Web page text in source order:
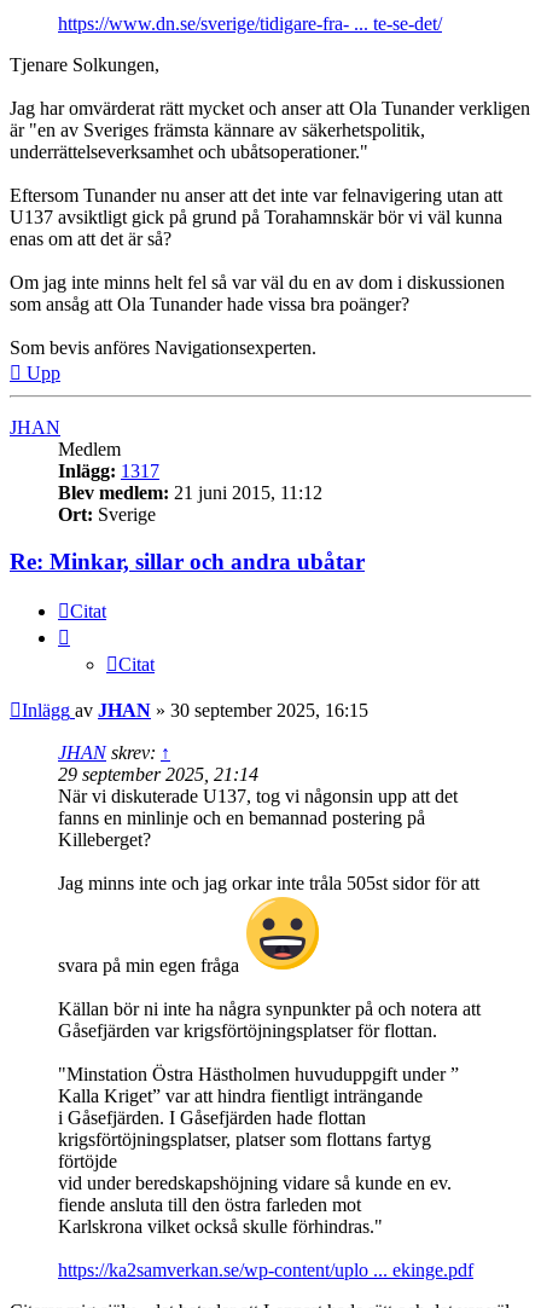
https://www.dn.se/sverige/tidigare-fra- ... te-se-det/
Tjenare Solkungen,
Jag har omvärderat rätt mycket och anser att Ola Tunander verkligen
är "en av Sveriges främsta kännare av säkerhetspolitik,
underrättelseverksamhet och ubåtsoperationer."
Eftersom Tunander nu anser att det inte var felnavigering utan att
U137 avsiktligt gick på grund på Torahamnskär bör vi väl kunna
enas om att det är så?
Om jag inte minns helt fel så var väl du en av dom i diskussionen
som ansåg att Ola Tunander hade vissa bra poänger?
Som bevis anföres Navigationsexperten.
Upp
JHAN
Medlem
Inlägg: 1317
Blev medlem: 21 juni 2015, 11:12
Ort: Sverige
Re: Minkar, sillar och andra ubåtar
Citat
Citat
Inlägg av JHAN » 30 september 2025, 16:15
JHANskrev: ↑
29 september 2025, 21:14
När vi diskuterade U137, tog vi någonsin upp att det
fanns en minlinje och en bemannad postering på
Killeberget?
Jag minns inte och jag orkar inte tråla 505st sidor för att
svara på min egen fråga
Källan bör ni inte ha några synpunkter på och notera att
Gåsefjärden var krigsförtöjningsplatser för flottan.
"Minstation Östra Hästholmen huvuduppgift under ”
Kalla Kriget” var att hindra fientligt inträngande
i Gåsefjärden. I Gåsefjärden hade flottan
krigsförtöjningsplatser, platser som flottans fartyg
förtöjde
vid under beredskapshöjning vidare så kunde en ev.
fiende ansluta till den östra farleden mot
Karlskrona vilket också skulle förhindras."
https://ka2samverkan.se/wp-content/uplo ... ekinge.pdf